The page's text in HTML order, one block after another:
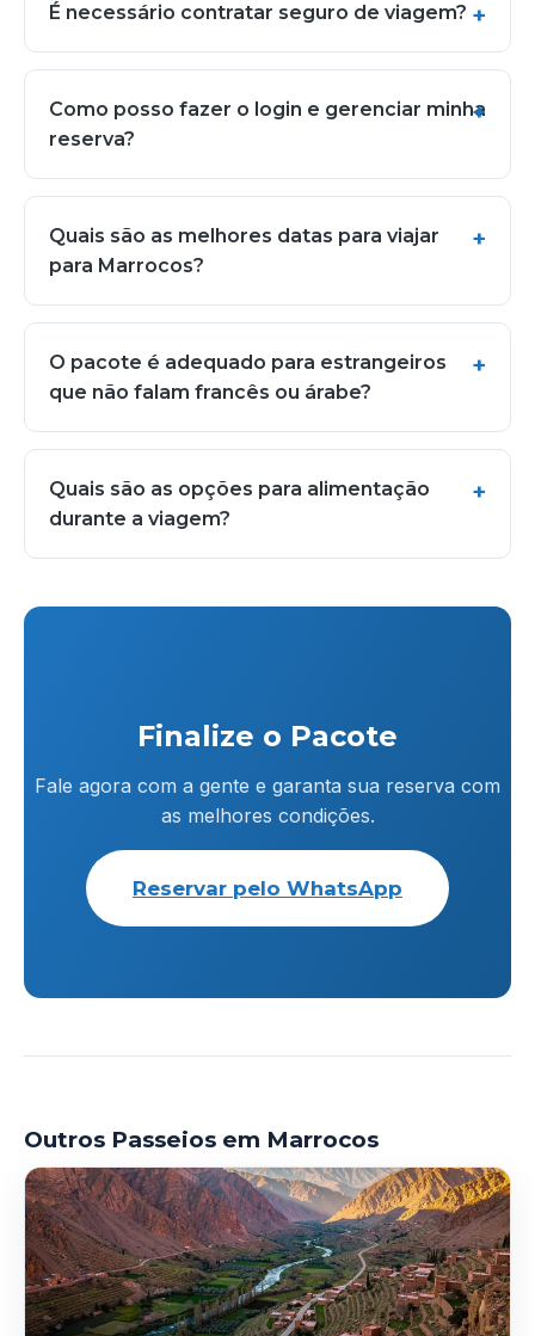
É necessário contratar seguro de viagem?
Como posso fazer o login e gerenciar minha
reserva?
Quais são as melhores datas para viajar
para Marrocos?
O pacote é adequado para estrangeiros
que não falam francês ou árabe?
Quais são as opções para alimentação
durante a viagem?
Finalize o Pacote
Fale agora com a gente e garanta sua reserva com
as melhores condições.
Reservar pelo WhatsApp
Outros Passeios em Marrocos